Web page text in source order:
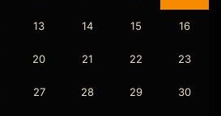
13 14 15 16
20 21 22 23
27 28 29 30